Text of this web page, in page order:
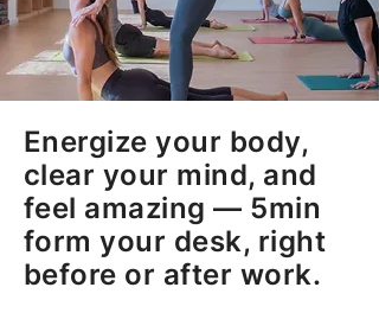
Energize your body,
clear your mind, and
feel amazing — 5min
form your desk, right
before or after work.